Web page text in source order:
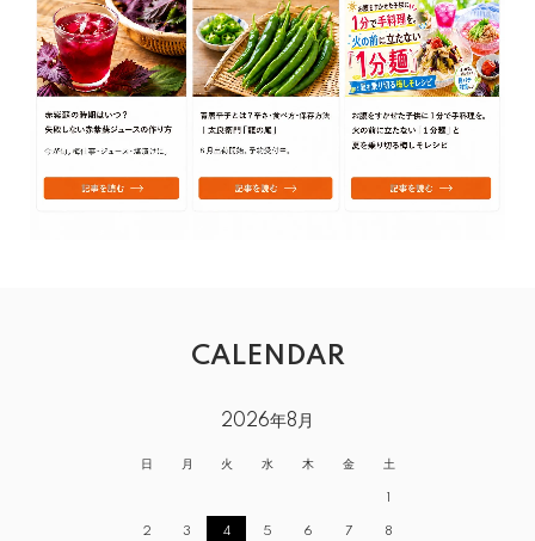
CALENDAR
2026年8月
日 月 火 水 木 金 土
2 3 4 5 6 7 8